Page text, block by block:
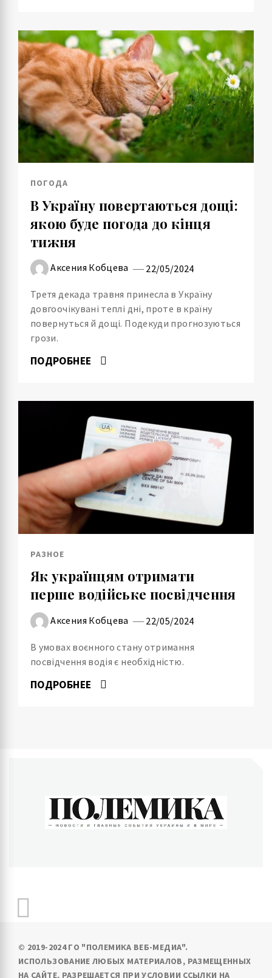
ПОГОДА
В Україну повертаються дощі:
якою буде погода до кінця
тижня
Аксения Кобцева 22/05/2024
Третя декада травня принесла в Україну
довгоочікувані теплі дні, проте в країну
повернуться й дощі. Подекуди прогнозуються
грози.
ПОДРОБНЕЕ
РАЗНОЕ
Як українцям отримати
перше водійське посвідчення
Аксения Кобцева 22/05/2024
В умовах воєнного стану отримання
посвідчення водія є необхідністю.
ПОДРОБНЕЕ
© 2019-2024 ГО "ПОЛЕМИКА ВЕБ-МЕДИА".
ИСПОЛЬЗОВАНИЕ ЛЮБЫХ МАТЕРИАЛОВ, РАЗМЕЩЕННЫХ
НА САЙТЕ, РАЗРЕШАЕТСЯ ПРИ УСЛОВИИ ССЫЛКИ НА